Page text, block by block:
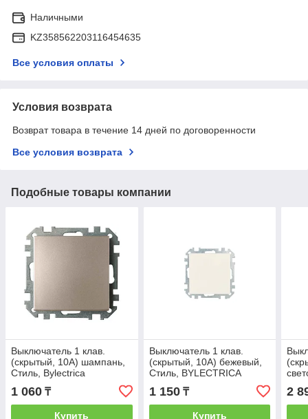
Наличными
KZ358562203116454635
Все условия оплаты
Условия возврата
Возврат товара в течение 14 дней по договоренности
Все условия возврата
Подобные товары компании
Выключатель 1 клав.
(cкрытый, 10А) шампань,
Стиль, Bylectrica
1 060 ₸
Купить
Выключатель 1 клав.
(cкрытый, 10А) бежевый,
Стиль, BYLECTRICA
1 150₸
Купить
2